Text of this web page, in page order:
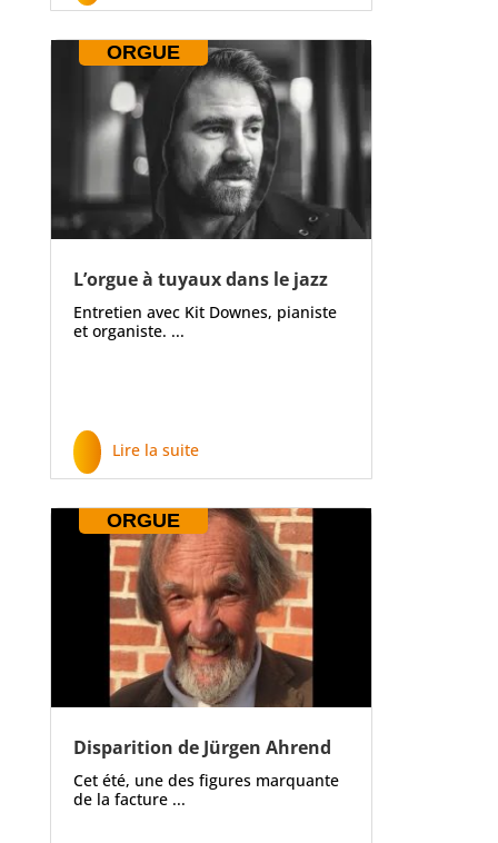
ORGUE
L’orgue à tuyaux dans le jazz
Entretien avec Kit Downes, pianiste
et organiste. ...
Lire la suite
ORGUE
Disparition de Jürgen Ahrend
Cet été, une des figures marquante
de la facture ...